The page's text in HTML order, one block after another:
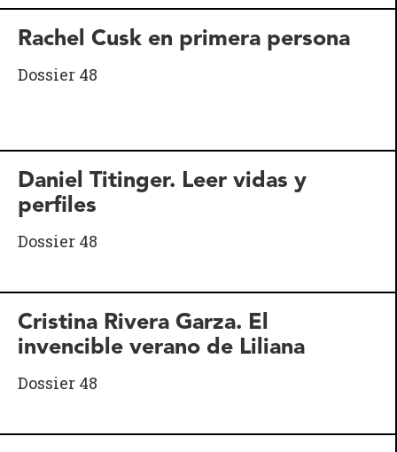
Rachel Cusk en primera persona
Dossier 48
Daniel Titinger. Leer vidas y
perfiles
Dossier 48
Cristina Rivera Garza. El
invencible verano de Liliana
Dossier 48